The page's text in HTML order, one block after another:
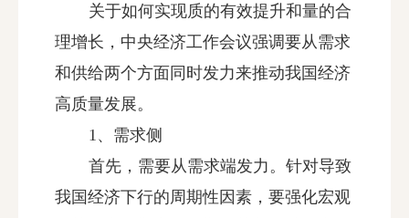
关于如何实现质的有效提升和量的合
理增长，中央经济工作会议强调要从需求
和供给两个方面同时发力来推动我国经济
高质量发展。
1、需求侧
首先，需要从需求端发力。针对导致
我国经济下行的周期性因素，要强化宏观